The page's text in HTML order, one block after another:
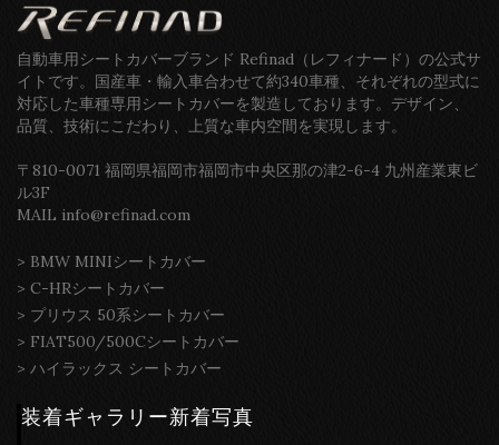
自動車用シートカバーブランド Refinad（レフィナード）の公式サ
イトです。国産車・輸入車合わせて約340車種、それぞれの型式に
対応した車種専用シートカバーを製造しております。デザイン、
品質、技術にこだわり、上質な車内空間を実現します。
〒810-0071 福岡県福岡市福岡市中央区那の津2-6-4 九州産業東ビ
ル3F
MAIL info@refinad.com
> BMW MINIシートカバー
> C-HRシートカバー
> プリウス 50系シートカバー
> FIAT500/500Cシートカバー
> ハイラックス シートカバー
装着ギャラリー新着写真